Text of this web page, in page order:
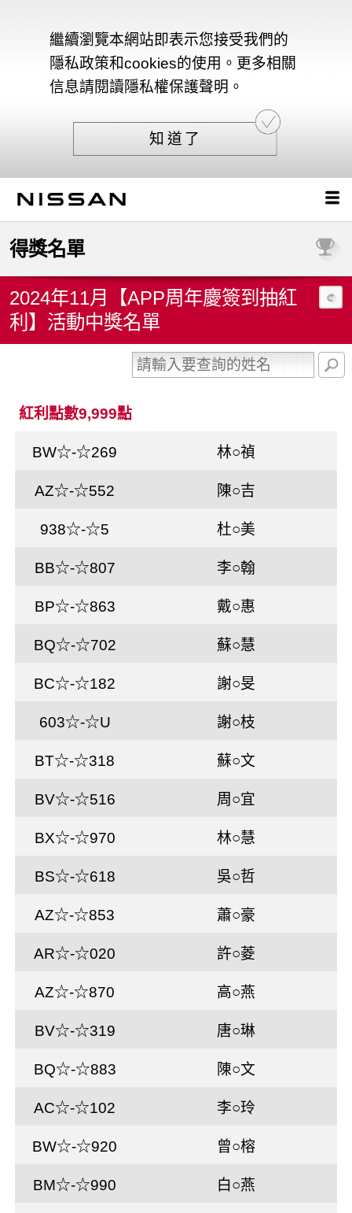
繼續瀏覽本網站即表示您接受我們的
隱私政策和cookies的使用。更多相關
信息請閱讀隱私權保護聲明。
知道了
得獎名單
2024年11月【APP周年慶簽到抽紅
利】活動中獎名單
紅利點數9,999點
BW☆-☆269 林○禎
AZ☆-☆552 陳○吉
938☆-☆5 杜○美
BB☆-☆807 李○翰
BP☆-☆863 戴○惠
BQ☆-☆702 蘇○慧
BC☆-☆182 謝○旻
603☆-☆U 謝○枝
BT☆-☆318 蘇○文
BV☆-☆516 周○宜
BX☆-☆970 林○慧
BS☆-☆618 吳○哲
AZ☆-☆853 蕭○豪
AR☆-☆020 許○菱
AZ☆-☆870 高○燕
BV☆-☆319 唐○琳
BQ☆-☆883 陳○文
AC☆-☆102 李○玲
BW☆-☆920 曾○榕
BM☆-☆990 白○燕